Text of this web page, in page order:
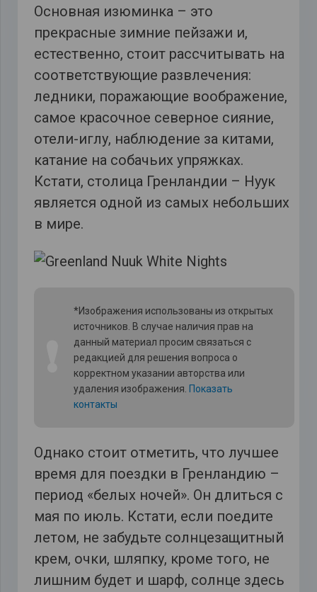
Основная изюминка – это
прекрасные зимние пейзажи и,
естественно, стоит рассчитывать на
соответствующие развлечения:
ледники, поражающие воображение,
самое красочное северное сияние,
отели-иглу, наблюдение за китами,
катание на собачьих упряжках.
Кстати, столица Гренландии – Нуук
является одной из самых небольших
в мире.
*Изображения использованы из открытых
источников. В случае наличия прав на
данный материал просим связаться с
редакцией для решения вопроса о
корректном указании авторства или
удаления изображения. Показать
контакты
Однако стоит отметить, что лучшее
время для поездки в Гренландию –
период «белых ночей». Он длиться с
мая по июль. Кстати, если поедите
летом, не забудьте солнцезащитный
крем, очки, шляпку, кроме того, не
лишним будет и шарф, солнце здесь